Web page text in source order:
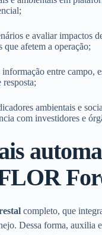
e avaliar impactos
que afetem a operação;
entre campo,
ambientais e
com investidores e
completo, que
Dessa forma, auxilia